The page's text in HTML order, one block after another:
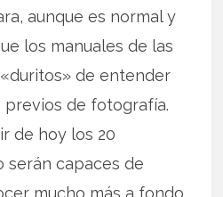
aunque es normal y
los manuales de las
de entender
de fotografía.
de hoy los 20
serán capaces de
mucho más a fondo